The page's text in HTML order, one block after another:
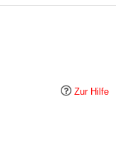
Zur Hilfe